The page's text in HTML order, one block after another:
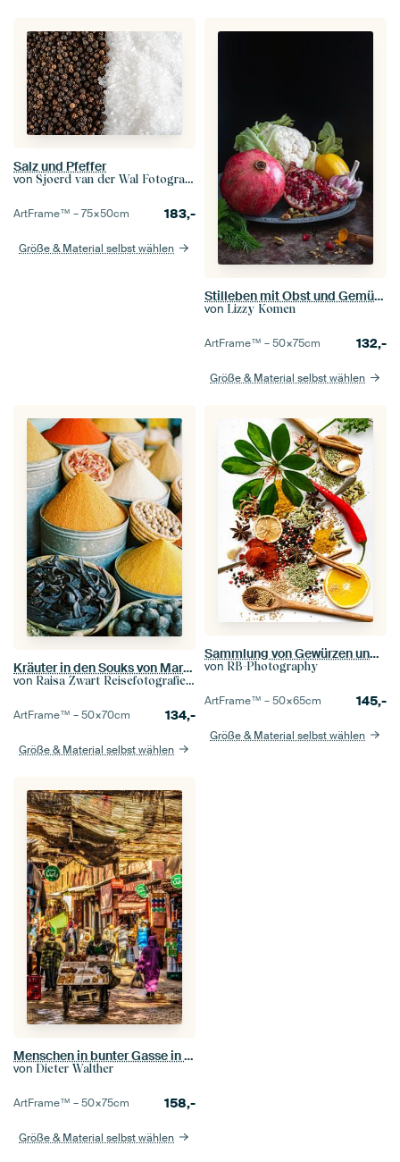
Salz und Pfeffer
von Sjoerd van der Wal Fotografie
ArtFrame™ –75×50cm 183,-
Größe & Material selbst wählen
Stilleben mit Obst und Gemüse
von Lizzy Komen
ArtFrame™ –50×75cm 132,-
Größe & Material selbst wählen
Kräuter in den Souks von Marrakesch
von Raisa Zwart Reisefotografiedrucke
ArtFrame™ –50×70cm 134,-
Größe & Material selbst wählen
Sammlung von Gewürzen und Kräutern auf Olivenholzlöffeln | Flat Lay Photography
von RB-Photography
ArtFrame™ –50×65cm 145,-
Größe & Material selbst wählen
Menschen in bunter Gasse in der Medina von Marrakesch in Marokko
von Dieter Walther
ArtFrame™ –50×75cm 158,-
Größe & Material selbst wählen